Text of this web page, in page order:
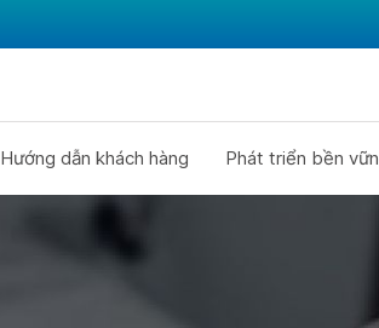
Hướng dẫn khách hàng Phát triển bền